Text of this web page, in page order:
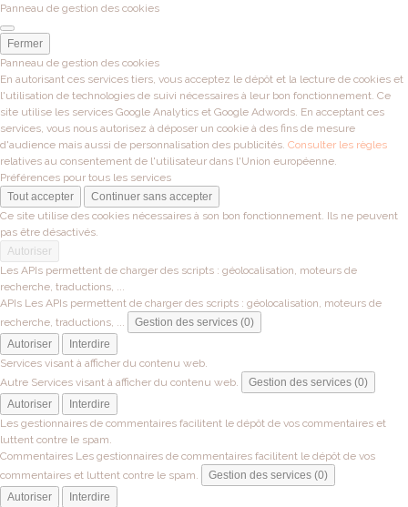
Panneau de gestion des cookies
Fermer
Panneau de gestion des cookies
En autorisant ces services tiers, vous acceptez le dépôt et la lecture de cookies et
l'utilisation de technologies de suivi nécessaires à leur bon fonctionnement. Ce
site utilise les services Google Analytics et Google Adwords. En acceptant ces
services, vous nous autorisez à déposer un cookie à des fins de mesure
d'audience mais aussi de personnalisation des publicités. Consulter les règles
relatives au consentement de l'utilisateur dans l'Union européenne.
Préférences pour tous les services
Tout accepter
Continuer sans accepter
Ce site utilise des cookies nécessaires à son bon fonctionnement. Ils ne peuvent
pas être désactivés.
Autoriser
Les APIs permettent de charger des scripts : géolocalisation, moteurs de
recherche, traductions, ...
APIs Les APIs permettent de charger des scripts : géolocalisation, moteurs de
recherche, traductions, ...
Gestion des services (0)
Autoriser
Interdire
Services visant à afficher du contenu web.
Autre Services visant à afficher du contenu web.
Gestion des services (0)
Autoriser
Interdire
Les gestionnaires de commentaires facilitent le dépôt de vos commentaires et
luttent contre le spam.
Commentaires Les gestionnaires de commentaires facilitent le dépôt de vos
commentaires et luttent contre le spam.
Gestion des services (0)
Autoriser
Interdire